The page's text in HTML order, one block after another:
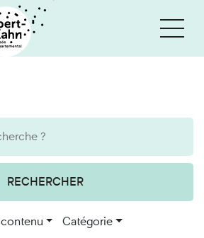
RECHERCHER
Catégorie
sur ce site